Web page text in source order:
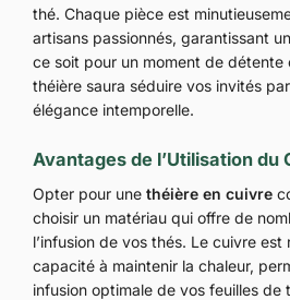
thé. Chaque pièce est
artisans passionnés, garantissant
ce soit pour un moment de
théière saura séduire vos invités
élégance intemporelle.
Avantages de l’Utilisation du
Opter pour une théière en cuivre
choisir un matériau qui offre de
l’infusion de vos thés. Le cuivre est
capacité à maintenir la chaleur,
infusion optimale de vos feuilles de